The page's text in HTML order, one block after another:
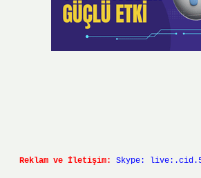
Reklam ve İletişim: Skype: